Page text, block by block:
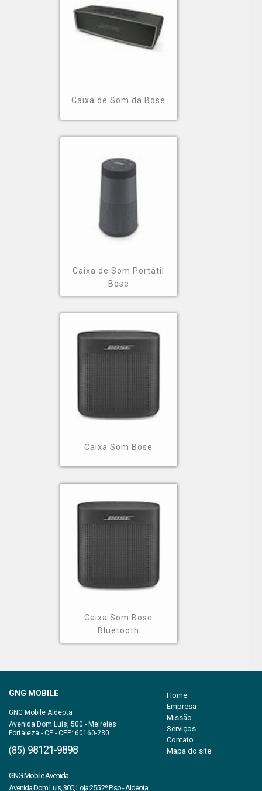
Caixa de Som da Bose
Caixa de Som Portátil
Bose
Caixa Som Bose
Caixa Som Bose
Bluetooth
GNG MOBILE
Avenida Dom Luís, 500 - Meireles
Fortaleza - CE - CEP: 60160-230
(85) 98121-9898
Home
Empresa
Missão
Serviços
Contato
Mapa do site